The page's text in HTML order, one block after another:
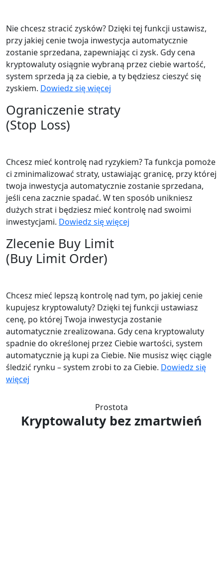
Nie chcesz stracić zysków? Dzięki tej funkcji ustawisz,
przy jakiej cenie twoja inwestycja automatycznie
zostanie sprzedana, zapewniając ci zysk. Gdy cena
kryptowaluty osiągnie wybraną przez ciebie wartość,
system sprzeda ją za ciebie, a ty będziesz cieszyć się
zyskiem. Dowiedz się więcej
Ograniczenie straty
(Stop Loss)
Chcesz mieć kontrolę nad ryzykiem? Ta funkcja pomoże
ci zminimalizować straty, ustawiając granicę, przy której
twoja inwestycja automatycznie zostanie sprzedana,
jeśli cena zacznie spadać. W ten sposób unikniesz
dużych strat i będziesz mieć kontrolę nad swoimi
inwestycjami. Dowiedz się więcej
Zlecenie Buy Limit
(Buy Limit Order)
Chcesz mieć lepszą kontrolę nad tym, po jakiej cenie
kupujesz kryptowaluty? Dzięki tej funkcji ustawiasz
cenę, po której Twoja inwestycja zostanie
automatycznie zrealizowana. Gdy cena kryptowaluty
spadnie do określonej przez Ciebie wartości, system
automatycznie ją kupi za Ciebie. Nie musisz więc ciągle
śledzić rynku – system zrobi to za Ciebie. Dowiedz się
więcej
Prostota
Kryptowaluty bez zmartwień